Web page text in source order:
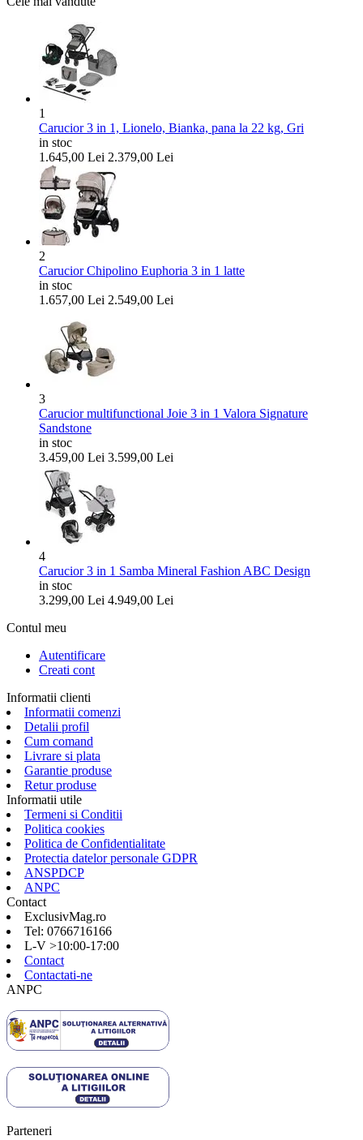
1
Carucior 3 in 1, Lionelo, Bianka, pana la 22 kg, Gri
in stoc
1.645,00 Lei 2.379,00 Lei
2
Carucior Chipolino Euphoria 3 in 1 latte
in stoc
1.657,00 Lei 2.549,00 Lei
3
Carucior multifunctional Joie 3 in 1 Valora Signature
Sandstone
in stoc
3.459,00 Lei 3.599,00 Lei
4
Carucior 3 in 1 Samba Mineral Fashion ABC Design
in stoc
3.299,00 Lei 4.949,00 Lei
Contul meu
Autentificare
Creati cont
Informatii clienti
Informatii comenzi
Detalii profil
Cum comand
Livrare si plata
Garantie produse
Retur produse
Informatii utile
Termeni si Conditii
Politica cookies
Politica de Confidentialitate
Protectia datelor personale GDPR
ANSPDCP
ANPC
Contact
ExclusivMag.ro
Tel: 0766716166
L-V >10:00-17:00
Contact
Contactati-ne
ANPC
Parteneri